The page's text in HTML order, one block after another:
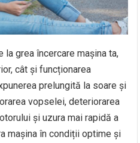
grea încercare mașina ta,
cât și funcționarea
prelungită la soare și
vopselei, deteriorarea
și uzura mai rapidă a
mașina în condiții optime și